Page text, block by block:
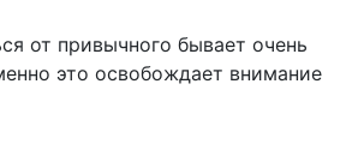
от привычного бывает очень
это освобождает внимание